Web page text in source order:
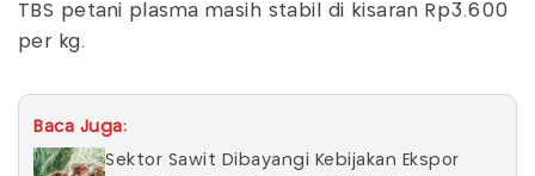
TBS petani plasma masih stabil di kisaran Rp3.600
per kg.
Baca Juga:
Sektor Sawit Dibayangi Kebijakan Ekspor